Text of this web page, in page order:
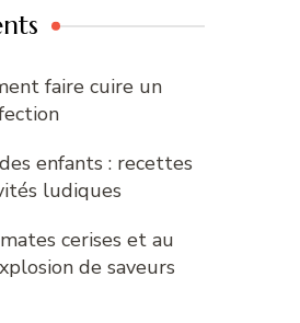
faire cuire un
enfants : recettes
ludiques
cerises et au
de saveurs